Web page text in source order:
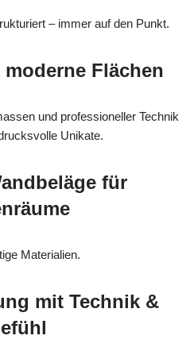
– immer auf den Punkt.
Flächen
und professioneller Technik
Unikate.
für
Materialien.
mit Technik &